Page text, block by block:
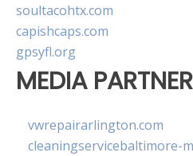
soultacohtx.com
capishcaps.com
gpsyfl.org
MEDIA
vwrepairarlington.com
cleaningservicebaltimore-